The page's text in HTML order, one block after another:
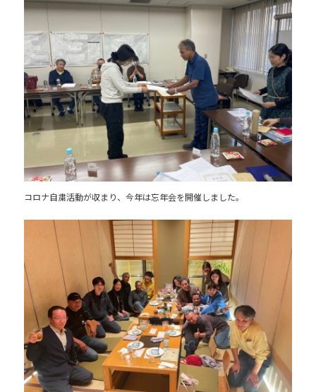
コロナ自粛活動が収まり、今年は忘年会を開催しました。